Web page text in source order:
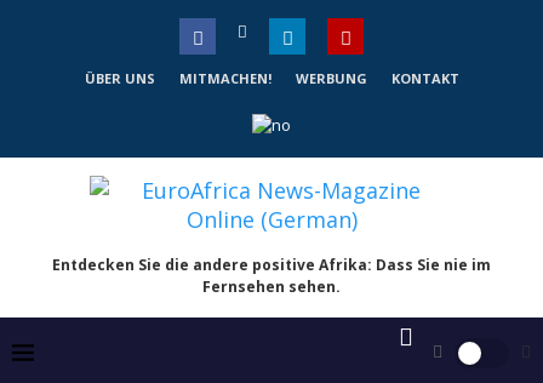
ÜBER UNS MITMACHEN! WERBUNG KONTAKT
Entdecken Sie die andere positive Afrika: Dass Sie nie im
Fernsehen sehen.